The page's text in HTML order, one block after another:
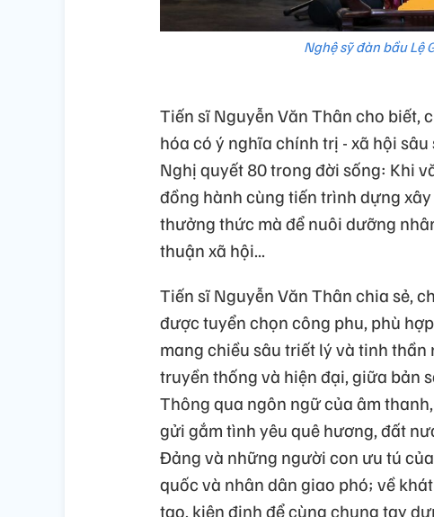
Nghệ sỹ đàn bầu Lệ
Tiến sĩ Nguyễn Văn Thân cho biết,
hóa có ý nghĩa chính trị - xã hội
Nghị quyết 80 trong đời sống: Khi
đồng hành cùng tiến trình dựng
thưởng thức mà để nuôi dưỡng
thuận xã hội...
Tiến sĩ Nguyễn Văn Thân chia sẻ,
được tuyển chọn công phu, phù
mang chiều sâu triết lý và tinh
truyền thống và hiện đại, giữa bản
Thông qua ngôn ngữ của âm
gửi gắm tình yêu quê hương, đất
Đảng và những người con ưu tú
quốc và nhân dân giao phó; về
tạo, kiên định để cùng chung tay